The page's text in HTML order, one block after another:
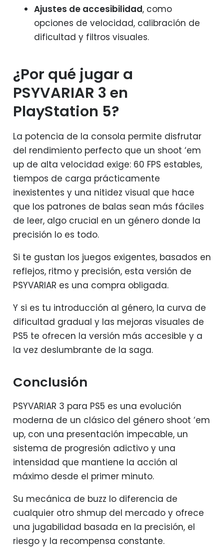
Ajustes de accesibilidad, como
opciones de velocidad, calibración de
dificultad y filtros visuales.
¿Por qué jugar a
PSYVARIAR 3 en
PlayStation 5?
La potencia de la consola permite disfrutar
del rendimiento perfecto que un shoot ‘em
up de alta velocidad exige: 60 FPS estables,
tiempos de carga prácticamente
inexistentes y una nitidez visual que hace
que los patrones de balas sean más fáciles
de leer, algo crucial en un género donde la
precisión lo es todo.
Si te gustan los juegos exigentes, basados en
reflejos, ritmo y precisión, esta versión de
PSYVARIAR es una compra obligada.
Y si es tu introducción al género, la curva de
dificultad gradual y las mejoras visuales de
PS5 te ofrecen la versión más accesible y a
la vez deslumbrante de la saga.
Conclusión
PSYVARIAR 3 para PS5 es una evolución
moderna de un clásico del género shoot ‘em
up, con una presentación impecable, un
sistema de progresión adictivo y una
intensidad que mantiene la acción al
máximo desde el primer minuto.
Su mecánica de buzz lo diferencia de
cualquier otro shmup del mercado y ofrece
una jugabilidad basada en la precisión, el
riesgo y la recompensa constante.